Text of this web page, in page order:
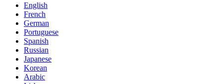
English
French
German
Portuguese
Spanish
Russian
Japanese
Korean
Arabic